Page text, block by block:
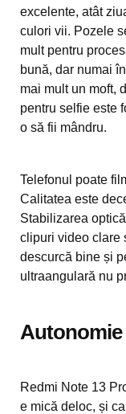
excelente, atât
culori vii. Pozele
mult pentru
bună, dar numai
mai mult un moft,
pentru selfie este
o să fii mândru.
Telefonul poate
Calitatea este
Stabilizarea
clipuri video clare
descurcă bine și
ultraangulară nu
Autonomie
Redmi Note 13
e mică deloc, și